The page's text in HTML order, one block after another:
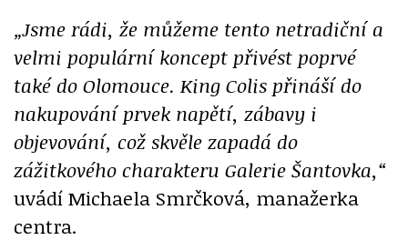
„Jsme rádi, že můžeme tento netradiční a
velmi populární koncept přivést poprvé
také do Olomouce. King Colis přináší do
nakupování prvek napětí, zábavy i
objevování, což skvěle zapadá do
zážitkového charakteru Galerie Šantovka,“
uvádí Michaela Smrčková, manažerka
centra.